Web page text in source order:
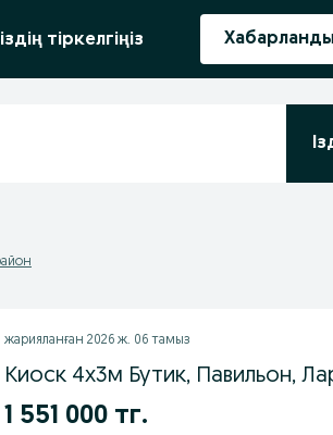
тіркелгіңіз
жарияланған 2026 ж. 06 тамыз
Киоск 4х3м Бутик, Павильон,
1 551 000 тг.